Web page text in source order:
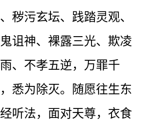
秽污玄坛、践踏灵观、
诅神、裸露三光、欺凌
、不孝五逆，万罪千
悉为除灭。随愿往生东
听法，面对天尊，衣食